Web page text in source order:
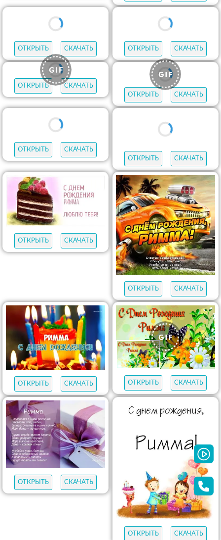
ОТКРЫТЬ СКАЧАТЬ ОТКРЫТЬ СКАЧАТЬ
ОТКРЫТЬ СКАЧАТЬ ОТКРЫТЬ СКАЧАТЬ
ОТКРЫТЬ СКАЧАТЬ
ОТКРЫТЬ СКАЧАТЬ
ОТКРЫТЬ СКАЧАТЬ ОТКРЫТЬ СКАЧАТЬ
ОТКРЫТЬ СКАЧАТЬ
ОТКРЫТЬ СКАЧАТЬ СКАЧАТЬ